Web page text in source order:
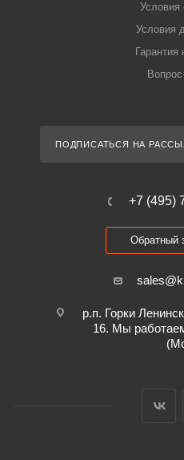
Условия
Условия
Гарантия
ПОДПИСАТЬСЯ НА
+7 (495)
Обратный
р.п. Горки
16. Мы